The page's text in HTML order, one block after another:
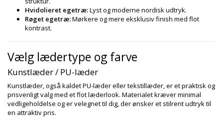
Hvidolieret egetræ:Lyst og moderne nordisk udtryk.
Røget egetræ:Mørkere og mere eksklusiv finish med flot
kontrast.
Vælg lædertype og farve
Kunstlæder / PU-læder
Kunstlæder, også kaldet PU-læder eller tekstillæder, er et praktisk og
prisvenligt valg med et flot læderlook. Materialet kræver minimal
vedligeholdelse og er velegnet til dig, der ønsker et stilrent udtryk til
en attraktiv pris.